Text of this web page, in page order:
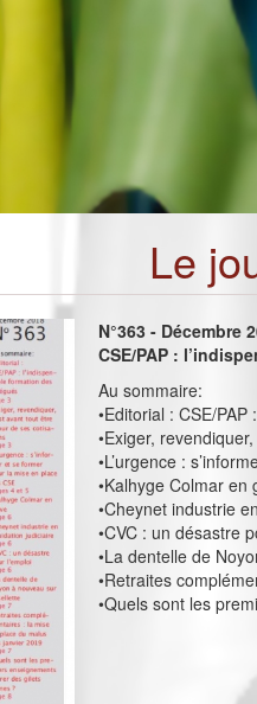
Le
N°363 - Décembre
CSE/PAP :
Au sommaire:
•Editorial : CSE/
•Exiger,
•L’urgence :
•Kalhyge Colmar en
•Cheynet industrie
•CVC : un désastre
•La dentelle de
•Retraites
•Quels sont les